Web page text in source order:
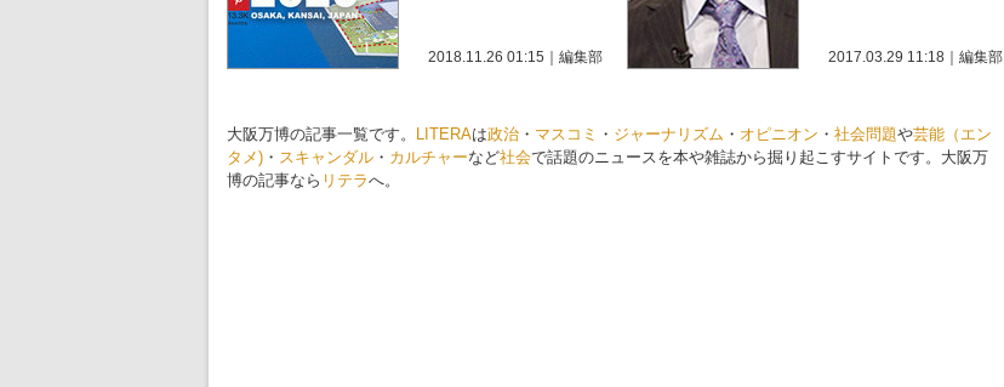
2018.11.26 01:15 編集部 2017.03.29 11:18 編集部
大阪万博の記事一覧です。 LITERAは政治 ・ マスコミ ・ ジャーナリズム ・ オピニオン ・ 社会問題や芸能（エン
タメ) ・ スキャンダル ・ カルチャーなど社会で話題のニュースを本や雑誌から掘り起こすサイトです。大阪万
博の記事なら リテラへ。